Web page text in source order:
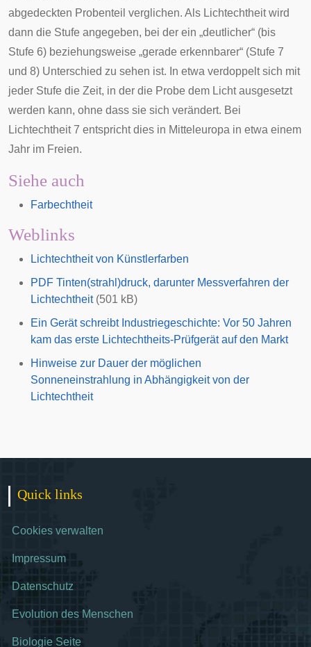
abgedeckten Probenteil verglichen. Als Lichtechtheit wird
dann die Stufe angegeben, bei der ein „deutlicher“ (bis
Stufe 6) beziehungsweise „gerade erkennbarer“ (Stufe 7
und 8) Unterschied zu sehen ist. In etwa verdoppelt sich mit
jeder Stufe die Zeit, in der die Probe dem Licht ausgesetzt
werden kann, ohne dass sie sich verändert. Bei
Lichtechtheit 7 entspricht dies in Mitteleuropa in etwa einem
Jahr im Freien.
Siehe auch
Farbechtheit
Weblinks
Lichtechtheit von Künstlerfarben
PDF Tinten(strahl)druck, darunter Messverfahren der
Lichtechtheit(501 kB)
Ein Gerät schreibt Industriegeschichte: Vor 50 Jahren
kam das erste Lichtechtheits-Prüfgerät auf den Markt
Hinweise zur Dauer der möglichen
Sonneneinstrahlung in Abhängigkeit von der
Lichtechtheit
Quick links
Cookies verwalten
Impressum
Datenschutz
Evolution des Menschen
Biologie Seite